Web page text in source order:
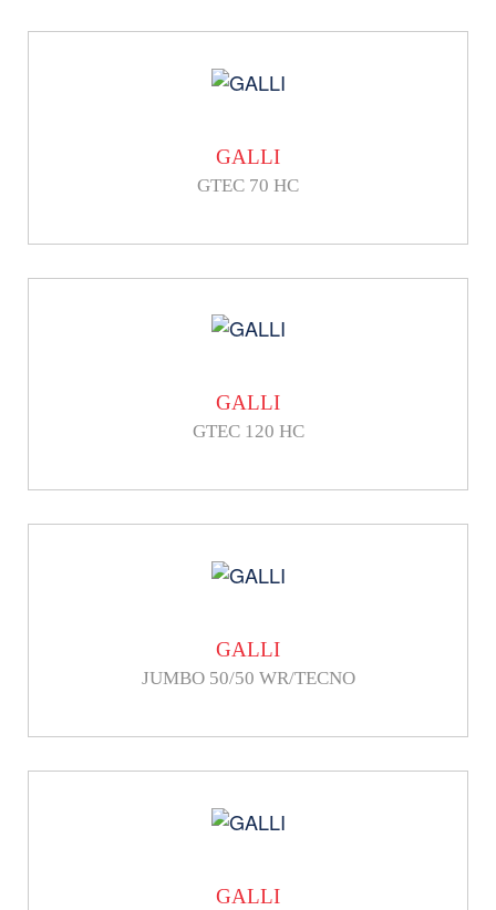
GALLI
GTEC 70 HC
GALLI
GTEC 120 HC
GALLI
JUMBO 50/50 WR/TECNO
GALLI